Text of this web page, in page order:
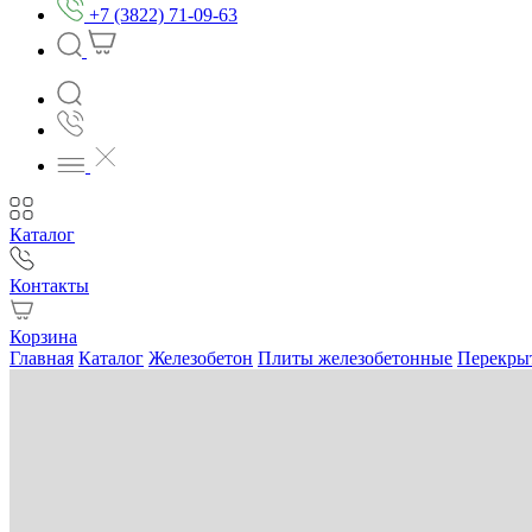
+7 (3822) 71-09-63
Каталог
Контакты
Корзина
Главная Каталог Железобетон Плиты железобетонные